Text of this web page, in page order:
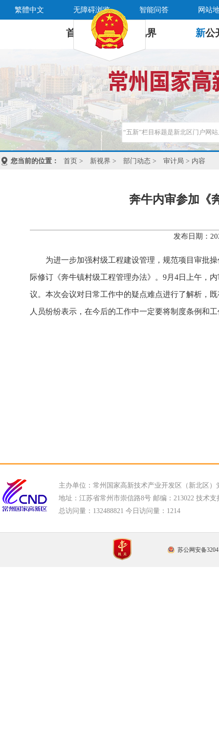
繁體中文 无障碍浏览 智能问答 网站
首 页 新 视界 新公
您当前的位置： 首页 > 新视界 > 部门动态 > 审计局 > 内容
奔牛内审参加《
发布日期：
为进一步加强村级工程建设管理，规范项目审批
际修订《奔牛镇村级工程管理办法》。9月4日上午，
议。本次会议对日常工作中的疑点难点进行了解析，
人员纷纷表示，在今后的工作中一定要将制度条例和
主办单位：常州国家高新技术产业开发区（新北区）
地址：江苏省常州市崇信路8号 邮编：213022 技术支
总访问量： 132488821 今日访问量： 1214
苏公网安备